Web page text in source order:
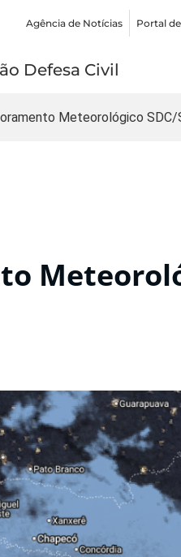
Agência de Notícias Portal
Defesa Civil
Meteorológico SDC/